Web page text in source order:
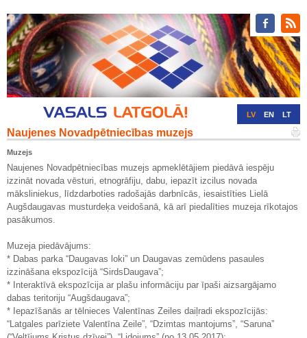
LV EN LT
Naujenes Novadpētniecības muzejs
Muzejs
Naujenes Novadpētniecības muzejs apmeklētājiem piedāvā iespēju
izzināt novada vēsturi, etnogrāfiju, dabu, iepazīt izcilus novada
māksliniekus, līdzdarboties radošajās darbnīcās, iesaistīties Lielā
Augšdaugavas musturdeķa veidošanā, kā arī piedalīties muzeja rīkotajos
pasākumos.
Muzeja piedāvājums:
* Dabas parka “Daugavas loki” un Daugavas zemūdens pasaules
izzināšana ekspozīcijā “SirdsDaugava”;
* Interaktīvā ekspozīcija ar plašu informāciju par īpaši aizsargājamo
dabas teritoriju “Augšdaugava”;
* Iepazīšanās ar tēlnieces Valentīnas Zeiles daiļradi ekspozīcijās:
“Latgales parīziete Valentīna Zeile”, “Dzimtas mantojums”, “Saruna”